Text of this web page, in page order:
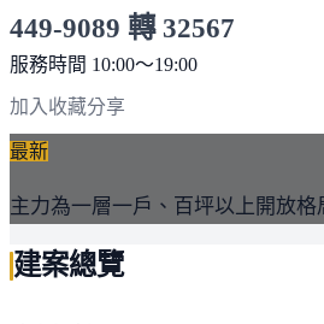
449-9089 轉 32567
服務時間 10:00～19:00
加入收藏分享
最新
主力為一層一戶、百坪以上開放
建案總覽